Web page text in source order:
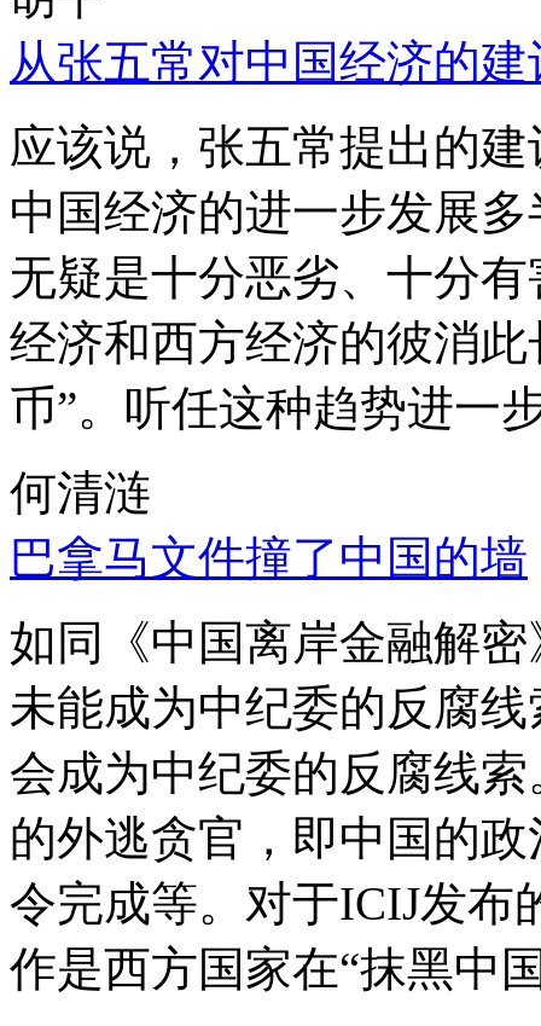
从张五常对中国经济的
应该说，张五常提出的
中国经济的进一步发展
无疑是十分恶劣、十分
经济和西方经济的彼消
币”。听任这种趋势进一
何清涟
巴拿马文件撞了中国的墙
如同《中国离岸金融解
未能成为中纪委的反腐
会成为中纪委的反腐线
的外逃贪官，即中国的
令完成等。对于ICIJ发布
作是西方国家在“抹黑中